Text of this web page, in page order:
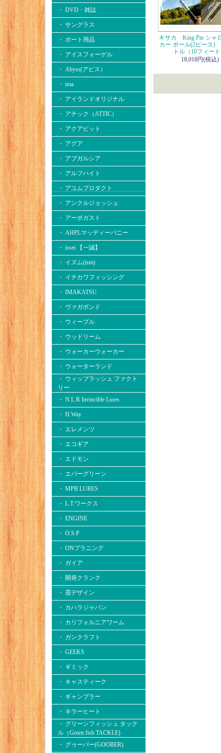
・ DVD・雑誌
・ サングラス
・ ボート用品
・ アイスフォーゲル
・ Abyss(アビス）
・ ima
・ アイランドオリジナル
・ アチック（ATTIC）
・ アクアビット
・ アグア
・ アブガルシア
・ アルフハイト
・ アユムプロダクト
・ アンクルジョッシュ
・ アーボガスト
・ AHPLマッディーバニー
・ issei 【一誠】
・ イズム(ism)
・ イチカワフィッシング
・ IMAKATSU
・ ヴァガボンド
・ ウィーブル
・ ウッドリーム
・ ウォーカーウォーカー
・ ウォーターランド
・ ウィップラッシュ ファクト
リー
・ N.L.R Invincible Lures
・ H.Way
・ エレメンツ
・ エコギア
・ エドモン
・ エバーグリーン
・ MPB LURES
・ L.T.ワークス
・ ENGINE
・ O.S.P
・ ONプラニング
・ ガイア
・ 開発クランク
・ 霞デザイン
・ カハラジャパン
・ カリフォルニアワーム
・ ガンクラフト
・ GEEKS
・ ギミック
・ キャスティーク
・ ギャンブラー
・ キラーヒート
・ グリーンフィッシュ タック
ル（Green fish TACKLE)
・ グゥーバー(GOOBER)
キサカ King Pin シャ
カー ポール(2ピース)
トル（10フィー
18,018円(税込)